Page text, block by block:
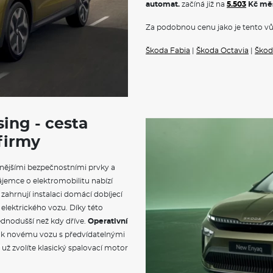
Parkovací senzory vpředu a
Multifunkční kožený volant
Normální sedadla vpředu
Příprava pro služby ŠKODA
Bezdrátový SmartLink
Rozpoznání rozptýlení a
Asistent rozjezdu do kopce
Tříbodové automatické
Startování tlačítkem
2x čelní airbag vpředu s
2x boční airbag vpředu, 2x
automat. začíná již na 5.503 Kč
Za podobnou cenu jako je tento
Škoda Fabia Škoda Octavia
- cesta
bezpečnostními prvky a
o elektromobilitu nabízí
instalaci domácí dobíjecí
vozu. Díky této
než kdy dříve. Operativní
novému vozu s předvídatelnými
zvolíte klasický spalovací motor